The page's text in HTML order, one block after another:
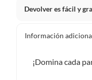
Devolver es fácil y
clientes cuentas
De conformidad
Información
¡Domina cada